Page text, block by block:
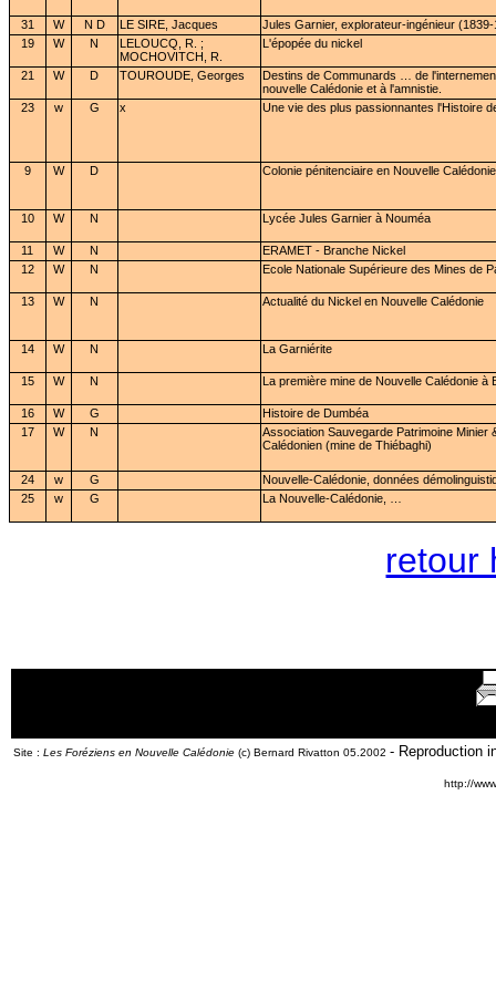
31 W N D LE SIRE, Jacques
Jules Garnier, explorateur-ingénieur
19
W N
LELOUCQ, R. ;
MOCHOVITCH, R.
L'épopée du nickel
21 W D TOUROUDE, Georges
Destins de Communards … de
nouvelle Calédonie et à l'amnistie.
23
w G x Une vie des plus passionnantes l'Histoire
9 W D Colonie pénitenciaire en Nouvelle Calédonie
10 W N Lycée Jules Garnier à Nouméa
11 W N
ERAMET - Branche Nickel
12
W N Ecole Nationale Supérieure des Mines de
13 W N Actualité du Nickel en Nouvelle Calédonie
14 W N La Garniérite
15 W N La première mine de Nouvelle Calédonie à
16 W G
Histoire de Dumbéa
17
W N
Association Sauvegarde Patrimoine Minier
Calédonien (mine de Thiébaghi)
24 w G
Nouvelle-Calédonie, données
25
w G La Nouvelle-Calédonie, …
retour
Site : Les Foréziens en Nouvelle Calédonie (c) Bernard Rivatton 05.2002 - Reproduction
http://